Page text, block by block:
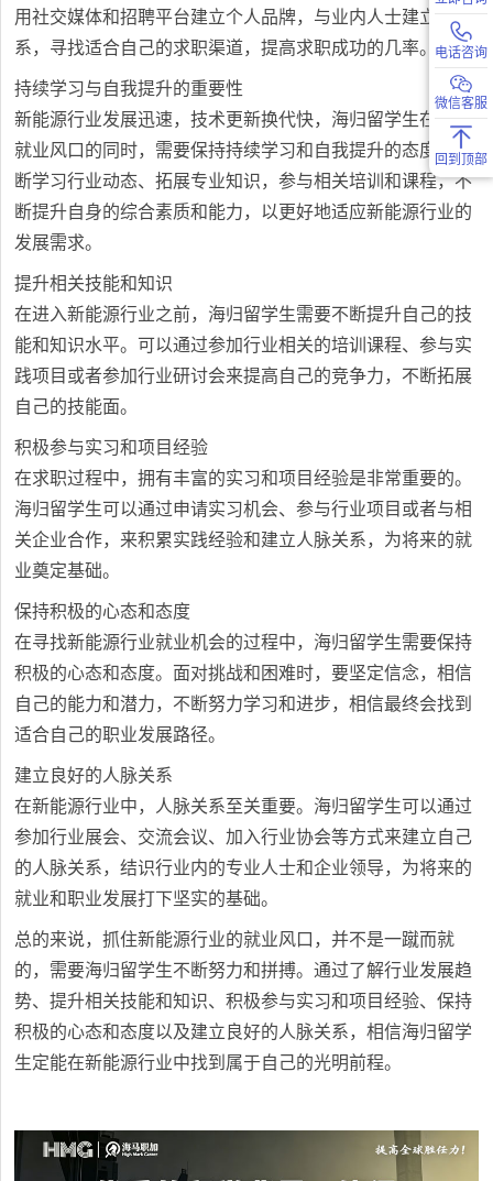
用社交媒体和招聘平台建立个人品牌，与业内人士建立联
系，寻找适合自己的求职渠道，提高求职成功的几率。
持续学习与自我提升的重要性
新能源行业发展迅速，技术更新换代快，海归留学生在抓住
就业风口的同时，需要保持持续学习和自我提升的态度。不
断学习行业动态、拓展专业知识，参与相关培训和课程，不
断提升自身的综合素质和能力，以更好地适应新能源行业的
发展需求。
提升相关技能和知识
在进入新能源行业之前，海归留学生需要不断提升自己的技
能和知识水平。可以通过参加行业相关的培训课程、参与实
践项目或者参加行业研讨会来提高自己的竞争力，不断拓展
自己的技能面。
积极参与实习和项目经验
在求职过程中，拥有丰富的实习和项目经验是非常重要的。
海归留学生可以通过申请实习机会、参与行业项目或者与相
关企业合作，来积累实践经验和建立人脉关系，为将来的就
业奠定基础。
保持积极的心态和态度
在寻找新能源行业就业机会的过程中，海归留学生需要保持
积极的心态和态度。面对挑战和困难时，要坚定信念，相信
自己的能力和潜力，不断努力学习和进步，相信最终会找到
适合自己的职业发展路径。
建立良好的人脉关系
在新能源行业中，人脉关系至关重要。海归留学生可以通过
参加行业展会、交流会议、加入行业协会等方式来建立自己
的人脉关系，结识行业内的专业人士和企业领导，为将来的
就业和职业发展打下坚实的基础。
总的来说，抓住新能源行业的就业风口，并不是一蹴而就
的，需要海归留学生不断努力和拼搏。通过了解行业发展趋
势、提升相关技能和知识、积极参与实习和项目经验、保持
积极的心态和态度以及建立良好的人脉关系，相信海归留学
生定能在新能源行业中找到属于自己的光明前程。
电话咨询
微信客服
回到顶部